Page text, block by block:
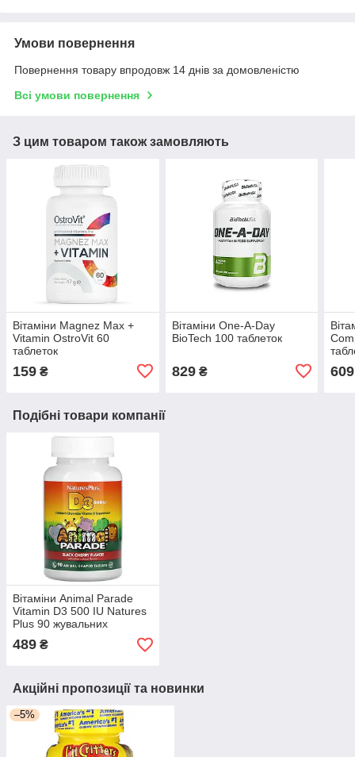
Умови повернення
Повернення товару впродовж 14 днів за домовленістю
Всі умови повернення
З цим товаром також замовляють
Вітаміни Magnez Max +
Vitamin OstroVit 60
таблеток
159 ₴
Вітаміни One-A-Day
BioTech 100 таблеток
829₴ 609
Подібні товари компанії
Вітаміни Animal Parade
Vitamin D3 500 IU Natures
Plus 90 жувальних
таблеток
489 ₴
Акційні пропозиції та новинки
–5%